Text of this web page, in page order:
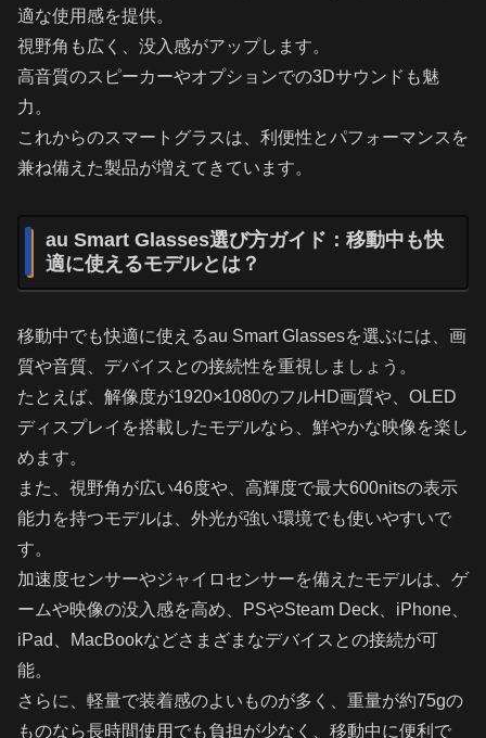
適な使用感を提供。
視野角も広く、没入感がアップします。
高音質のスピーカーやオプションでの3Dサウンドも魅
力。
これからのスマートグラスは、利便性とパフォーマンスを
兼ね備えた製品が増えてきています。
au Smart Glasses選び方ガイド：移動中も快
適に使えるモデルとは？
移動中でも快適に使えるau Smart Glassesを選ぶには、画
質や音質、デバイスとの接続性を重視しましょう。
たとえば、解像度が1920×1080のフルHD画質や、OLED
ディスプレイを搭載したモデルなら、鮮やかな映像を楽し
めます。
また、視野角が広い46度や、高輝度で最大600nitsの表示
能力を持つモデルは、外光が強い環境でも使いやすいで
す。
加速度センサーやジャイロセンサーを備えたモデルは、ゲ
ームや映像の没入感を高め、PSやSteam Deck、iPhone、
iPad、MacBookなどさまざまなデバイスとの接続が可
能。
さらに、軽量で装着感のよいものが多く、重量が約75gの
ものなら長時間使用でも負担が少なく、移動中に便利で